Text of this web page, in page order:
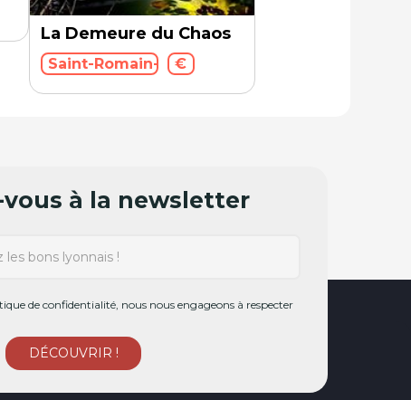
La Demeure du Chaos
Saint-Romain-au-Mont-d'Or - 69270
€
à la newsletter
de confidentialité, nous nous engageons à respecter